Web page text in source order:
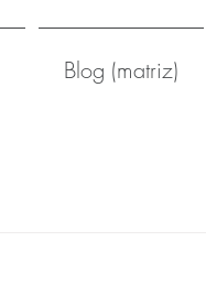
Blog (matriz)